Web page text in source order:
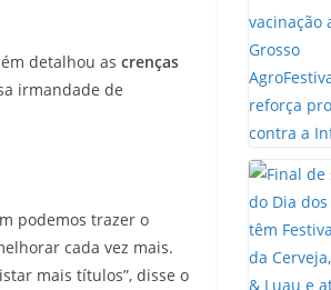
detalhou as crenças
irmandade de
podemos trazer o
cada vez mais.
mais títulos”, disse o